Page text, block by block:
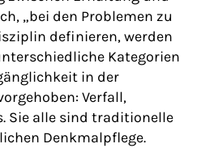
„bei den Problemen zu
definieren, werden
Kategorien
in der
Verfall,
Sie alle sind traditionelle
Denkmalpflege.